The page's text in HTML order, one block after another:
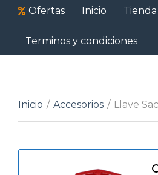
Ofertas Inicio Tienda
Terminos y condiciones
Inicio / Accesorios / Llave